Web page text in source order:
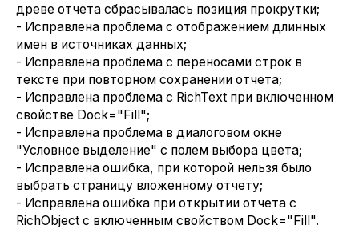
древе отчета сбрасывалась позиция прокрутки;
- Исправлена проблема с отображением длинных
имен в источниках данных;
- Исправлена проблема с переносами строк в
тексте при повторном сохранении отчета;
- Исправлена проблема с RichText при включенном
свойстве Dock="Fill";
- Исправлена проблема в диалоговом окне
"Условное выделение" с полем выбора цвета;
- Исправлена ошибка, при которой нельзя было
выбрать страницу вложенному отчету;
- Исправлена ошибка при открытии отчета с
RichObject с включенным свойством Dock="Fill".